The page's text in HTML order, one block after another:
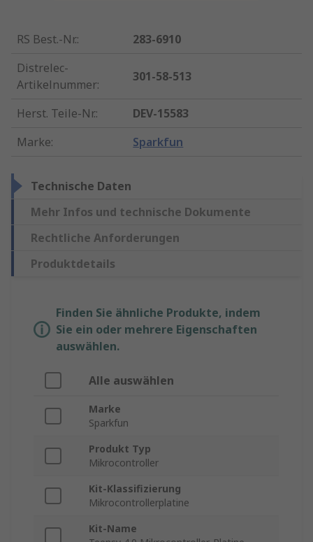
RS Best.-Nr.:
283-6910
Distrelec-
Artikelnummer:
301-58-513
Herst. Teile-Nr.:
DEV-15583
Marke: Sparkfun
Technische Daten
Mehr Infos und technische Dokumente
Rechtliche Anforderungen
Produktdetails
Finden Sie ähnliche Produkte, indem
Sie ein oder mehrere Eigenschaften
auswählen.
Alle auswählen
Marke
Sparkfun
Produkt Typ
Mikrocontroller
Kit-Klassifizierung
Mikrocontrollerplatine
Kit-Name